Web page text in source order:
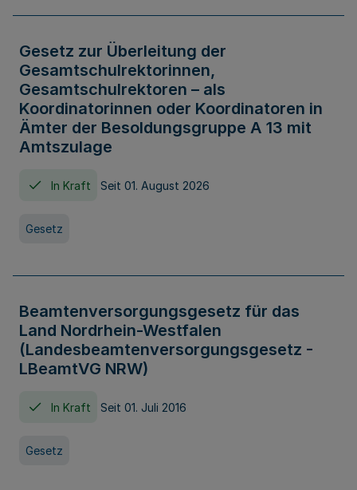
Gesetz zur Überleitung der
Gesamtschulrektorinnen,
Gesamtschulrektoren – als
Koordinatorinnen oder Koordinatoren in
Ämter der Besoldungsgruppe A 13 mit
Amtszulage
In Kraft Seit 01. August 2026
Gesetz
Beamtenversorgungsgesetz für das
Land Nordrhein-Westfalen
(Landesbeamtenversorgungsgesetz -
LBeamtVG NRW)
In Kraft Seit 01. Juli 2016
Gesetz